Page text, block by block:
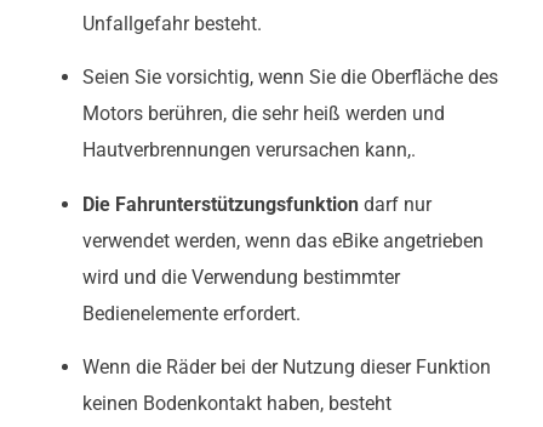
Unfallgefahr besteht.
Seien Sie vorsichtig, wenn Sie die Oberfläche des
Motors berühren, die sehr heiß werden und
Hautverbrennungen verursachen kann,.
Die Fahrunterstützungsfunktion darf nur
verwendet werden, wenn das eBike angetrieben
wird und die Verwendung bestimmter
Bedienelemente erfordert.
Wenn die Räder bei der Nutzung dieser Funktion
keinen Bodenkontakt haben, besteht